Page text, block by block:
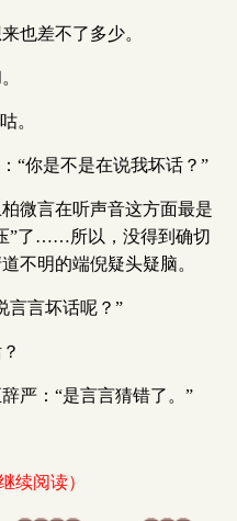
也差不了多少。
。
“你是不是在说我坏话？”
微言在听声音这方面最是
”了……所以，没得到确切
不明的端倪疑头疑脑。
言言坏话呢？”
严：“是言言猜错了。”
续阅读）